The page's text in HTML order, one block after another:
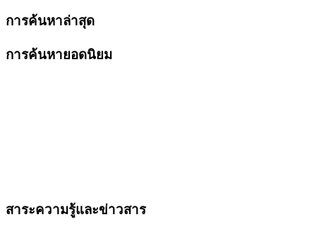
การค้นหาล่าสุด
การค้นหายอดนิยม
สาระความรู้และข่าวสาร